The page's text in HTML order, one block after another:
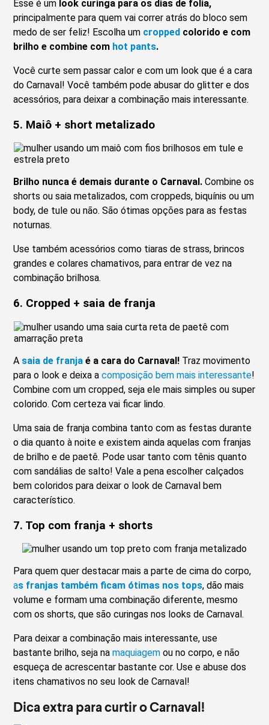
Esse é um look curinga para os dias de folia,
principalmente para quem vai correr atrás do bloco sem
medo de ser feliz! Escolha um cropped colorido e com
brilho e combine com hot pants.
Você curte sem passar calor e com um look que é a cara
do Carnaval! Você também pode abusar do glitter e dos
acessórios, para deixar a combinação mais interessante.
5. Maiô + short metalizado
Brilho nunca é demais durante o Carnaval. Combine os
shorts ou saia metalizados, com croppeds, biquínis ou um
body, de tule ou não. São ótimas opções para as festas
noturnas.
Use também acessórios como tiaras de strass, brincos
grandes e colares chamativos, para entrar de vez na
combinação brilhosa.
6. Cropped + saia de franja
A saia de franja é a cara do Carnaval! Traz movimento
para o look e deixa a composição bem mais interessante!
Combine com um cropped, seja ele mais simples ou super
colorido. Com certeza vai ficar lindo.
Uma saia de franja combina tanto com as festas durante
o dia quanto à noite e existem ainda aquelas com franjas
de brilho e de paetê. Pode usar tanto com tênis quanto
com sandálias de salto! Vale a pena escolher calçados
bem coloridos para deixar o look de Carnaval bem
característico.
7. Top com franja + shorts
Para quem quer destacar mais a parte de cima do corpo,
as franjas também ficam ótimas nos tops, dão mais
volume e formam uma combinação diferente, mesmo
com os shorts, que são curingas nos looks de Carnaval.
Para deixar a combinação mais interessante, use
bastante brilho, seja na maquiagem ou no corpo, e não
esqueça de acrescentar bastante cor. Use e abuse dos
itens chamativos no seu look de Carnaval!
Dica extra para curtir o Carnaval!